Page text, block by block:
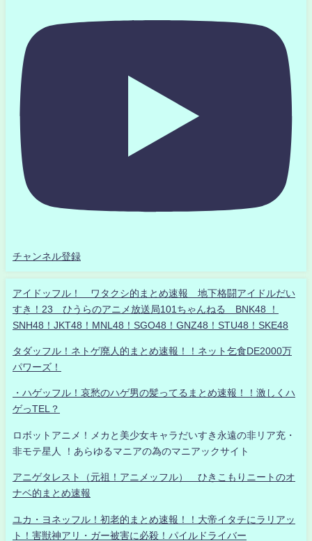
チャンネル登録
アイドッフル！ ワタクシ的まとめ速報 地下格闘アイドルだい
すき！23 ひうらのアニメ放送局101ちゃんねる BNK48 ！
SNH48！JKT48！MNL48！SGO48！GNZ48！STU48！SKE48
タダッフル！ネトゲ廃人的まとめ速報！！ネット乞食DE2000万
パワーズ！
・ハゲッフル！哀愁のハゲ男の髪ってるまとめ速報！！激しくハ
ゲっTEL？
ロボットアニメ！メカと美少女キャラだいすき永遠の非リア充・
非モテ星人 ！あらゆるマニアの為のマニアックサイト
アニゲタレスト（元祖！アニメッフル） ひきこもりニートのオ
ナベ的まとめ速報
ユカ・ヨネッフル！初老的まとめ速報！！大帝イタチにラリアッ
ト！害獣神アリ・ガー被害に必殺！パイルドライバー